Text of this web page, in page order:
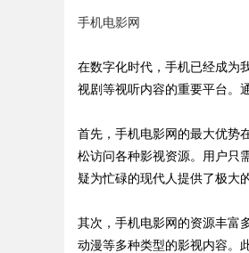
手机电影网
在数字化时代，手机已经成为
视剧等视听内容的重要平台。
首先，手机电影网的最大优势
松访问各种影视资源。用户只
疑为忙碌的现代人提供了极大
其次，手机电影网的资源丰富
动漫等多种类型的影视内容。
眼唇，才是你整张脸的点睛之
淡颜系女生的气质加分项